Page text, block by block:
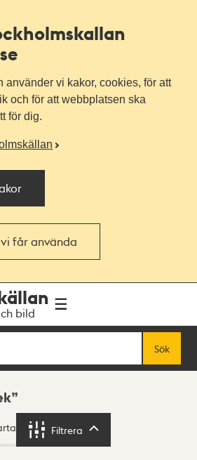
använder vi kakor, cookies, för att
och för att webbplatsen ska
för dig.
får använda
bild
Sök
Filtrera